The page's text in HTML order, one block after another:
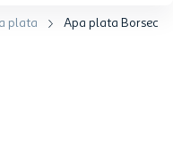
plata Apa plata Borsec,